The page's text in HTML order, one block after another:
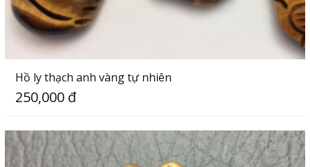
Hồ ly thạch anh vàng tự nhiên
250,000 đ